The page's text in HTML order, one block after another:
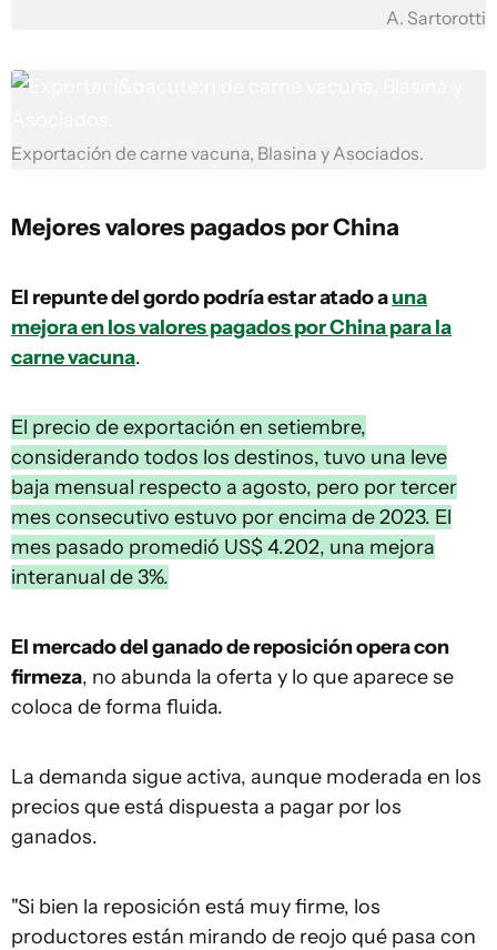
A. Sartorotti
Exportación de carne vacuna, Blasina y Asociados.
Mejores valores pagados por China
El repunte del gordo podría estar atado auna
mejora en los valores pagados por China para la
carne vacuna.
El precio de exportación en setiembre,
considerando todos los destinos, tuvo una leve
baja mensual respecto a agosto, pero por tercer
mes consecutivo estuvo por encima de 2023. El
mes pasado promedió US$ 4.202, una mejora
interanual de 3%.
El mercado del ganado de reposición opera con
firmeza, no abunda la oferta y lo que aparece se
coloca de forma fluida.
La demanda sigue activa, aunque moderada en los
precios que está dispuesta a pagar por los
ganados.
"Si bien la reposición está muy firme, los
productores están mirando de reojo qué pasa con